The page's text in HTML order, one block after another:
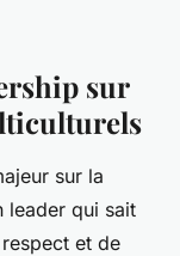
sur
sur la
leader qui sait
et de